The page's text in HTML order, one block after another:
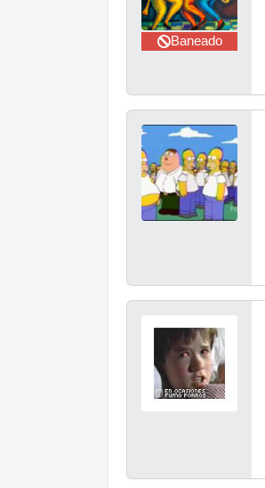
Baneado